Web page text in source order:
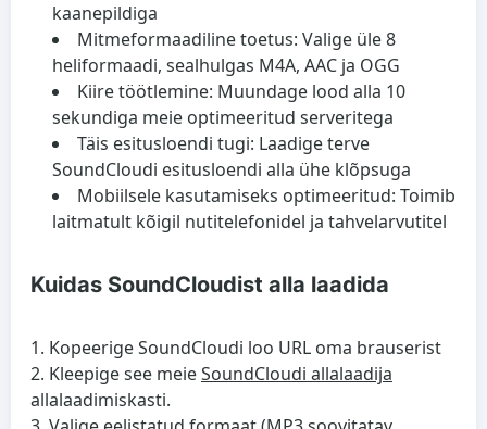
kaanepildiga
Mitmeformaadiline toetus: Valige üle 8
heliformaadi, sealhulgas M4A, AAC ja OGG
Kiire töötlemine: Muundage lood alla 10
sekundiga meie optimeeritud serveritega
Täis esitusloendi tugi: Laadige terve
SoundCloudi esitusloendi alla ühe klõpsuga
Mobiilsele kasutamiseks optimeeritud: Toimib
laitmatult kõigil nutitelefonidel ja tahvelarvutitel
Kuidas SoundCloudist alla laadida
Kopeerige SoundCloudi loo URL oma brauserist
Kleepige see meieSoundCloudi allalaadija
allalaadimiskasti.